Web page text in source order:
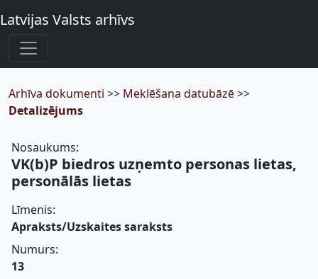
Latvijas Valsts arhīvs
Arhīva dokumenti >> Meklēšana datubāzē>>
Detalizējums
Nosaukums:
VK(b)P biedros uzņemto personas lietas,
personālās lietas
Līmenis:
Apraksts/Uzskaites saraksts
Numurs:
13